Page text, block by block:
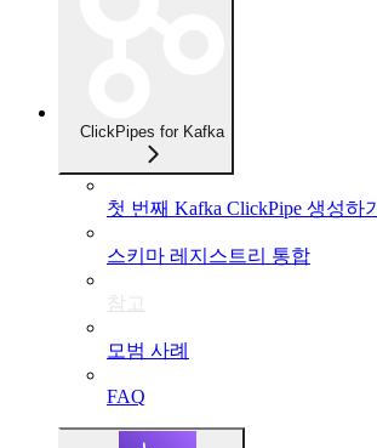
ClickPipes for Kafka
첫 번째 Kafka ClickPipe 생성하기
스키마 레지스트리 통합
참고
모범 사례
FAQ